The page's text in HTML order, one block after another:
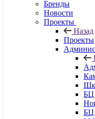
Бренды
Новости
Проекты
Назад
Проекты
БЦ
БЦ